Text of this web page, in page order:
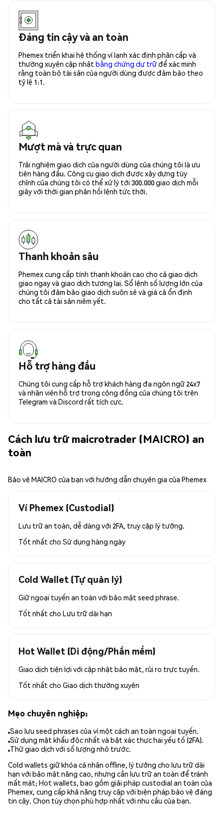
Đáng tin cậy và an toàn
Phemex triển khai hệ thống ví lạnh xác định phân cấp và
thường xuyên cập nhật bằng chứng dự trữđể xác minh
rằng toàn bộ tài sản của người dùng được đảm bảo theo
tỷ lệ 1:1.
Mượt mà và trực quan
Trải nghiệm giao dịch của người dùng của chúng tôi là ưu
tiên hàng đầu. Công cụ giao dịch được xây dựng tùy
chỉnh của chúng tôi có thể xử lý tới 300.000 giao dịch mỗi
giây với thời gian phản hồi lệnh tức thời.
Thanh khoản sâu
Phemex cung cấp tính thanh khoản cao cho cả giao dịch
giao ngay và giao dịch tương lai. Sổ lệnh số lượng lớn của
chúng tôi đảm bảo giao dịch suôn sẻ và giá cả ổn định
cho tất cả tài sản niêm yết.
Hỗ trợ hàng đầu
Chúng tôi cung cấp hỗ trợ khách hàng đa ngôn ngữ 24x7
và nhân viên hỗ trợ trong cộng đồng của chúng tôi trên
Telegram và Discord rất tích cực.
Cách lưu trữ maicrotrader (MAICRO) an
toàn
Bảo vệ MAICRO của bạn với hướng dẫn chuyên gia của Phemex
Ví Phemex (Custodial)
Lưu trữ an toàn, dễ dàng với 2FA, truy cập lý tưởng.
Tốt nhất cho Sử dụng hàng ngày
Cold Wallet (Tự quản lý)
Giữ ngoại tuyến an toàn với bảo mật seed phrase.
Tốt nhất cho Lưu trữ dài hạn
Hot Wallet (Di động/Phần mềm)
Giao dịch tiện lợi với cập nhật bảo mật, rủi ro trực tuyến.
Tốt nhất cho Giao dịch thường xuyên
Mẹo chuyên nghiệp:
Sao lưu seed phrases của ví một cách an toàn ngoại tuyến.
Sử dụng mật khẩu độc nhất và bật xác thực hai yếu tố (2FA).
Thử giao dịch với số lượng nhỏ trước.
Cold wallets giữ khóa cá nhân offline, lý tưởng cho lưu trữ dài
hạn với bảo mật nâng cao, nhưng cần lưu trữ an toàn để tránh
mất mát; Hot wallets, bao gồm giải pháp custodial an toàn của
Phemex, cung cấp khả năng truy cập với biện pháp bảo vệ đáng
tin cậy. Chọn tùy chọn phù hợp nhất với nhu cầu của bạn.